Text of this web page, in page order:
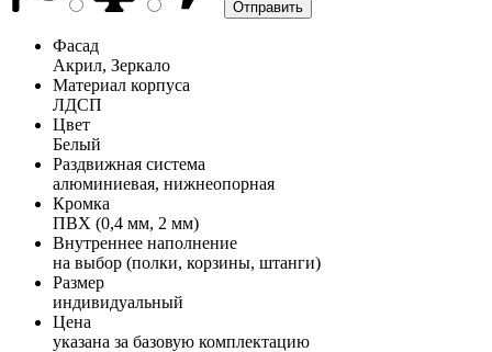
Фасад
Акрил, Зеркало
Материал корпуса
ЛДСП
Цвет
Белый
Раздвижная система
алюминиевая, нижнеопорная
Кромка
ПВХ (0,4 мм, 2 мм)
Внутреннее наполнение
на выбор (полки, корзины, штанги)
Размер
индивидуальный
Цена
указана за базовую комплектацию